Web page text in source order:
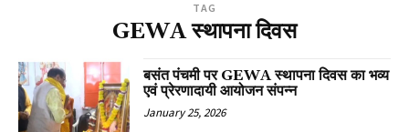
TAG
GEWA स्थापना दिवस
बसंत पंचमी पर GEWA स्थापना दिवस का भव्य
एवं प्रेरणादायी आयोजन संपन्न
January 25, 2026